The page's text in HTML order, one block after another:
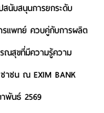
สนับสนุนการยกระดับ
รแพทย์ ควบคู่กับการผลิต
ณสุขที่มีความรู้ความ
าชน ณ EXIM BANK
พันธ์ 2569